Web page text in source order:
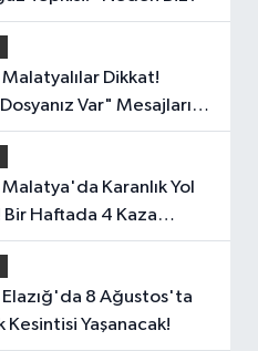
Var" Mesajlarına
Bir Haftada 4 Kaza
Kesintisi Yaşanacak!